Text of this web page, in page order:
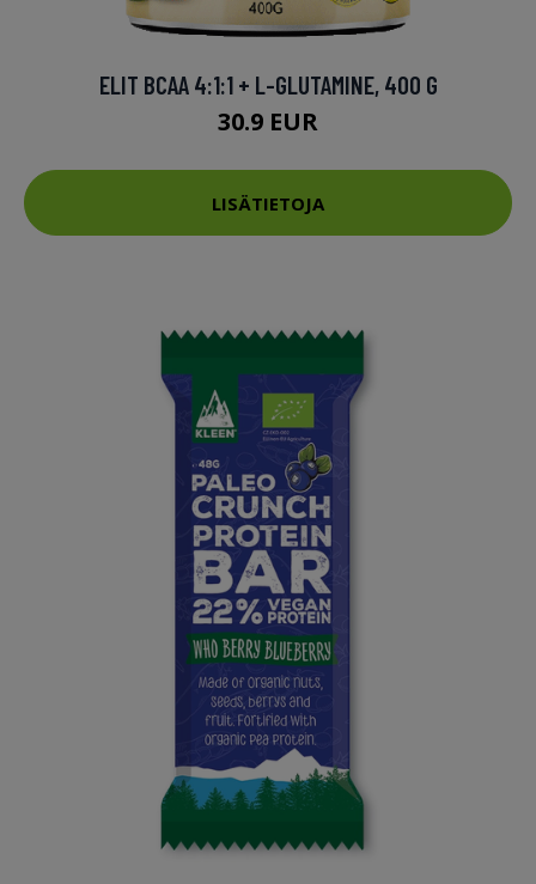
ELIT BCAA 4:1:1 + L-GLUTAMINE, 400 G
30.9 EUR
LISÄTIETOJA